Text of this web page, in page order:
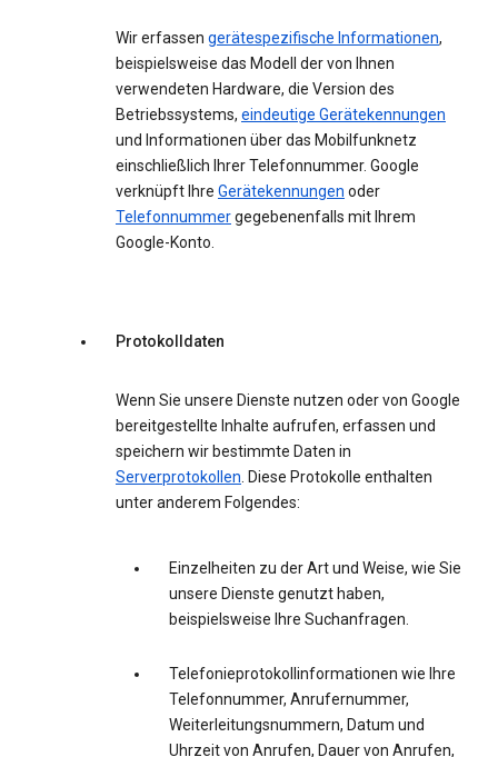
Wir erfassen gerätespezifische Informationen,
beispielsweise das Modell der von Ihnen
verwendeten Hardware, die Version des
Betriebssystems, eindeutige Gerätekennungen
und Informationen über das Mobilfunknetz
einschließlich Ihrer Telefonnummer. Google
verknüpft Ihre Gerätekennungen oder
Telefonnummergegebenenfalls mit Ihrem
Google-Konto.
Protokolldaten
Wenn Sie unsere Dienste nutzen oder von Google
bereitgestellte Inhalte aufrufen, erfassen und
speichern wir bestimmte Daten in
Serverprotokollen. Diese Protokolle enthalten
unter anderem Folgendes:
Einzelheiten zu der Art und Weise, wie Sie
unsere Dienste genutzt haben,
beispielsweise Ihre Suchanfragen.
Telefonieprotokollinformationen wie Ihre
Telefonnummer, Anrufernummer,
Weiterleitungsnummern, Datum und
Uhrzeit von Anrufen, Dauer von Anrufen,